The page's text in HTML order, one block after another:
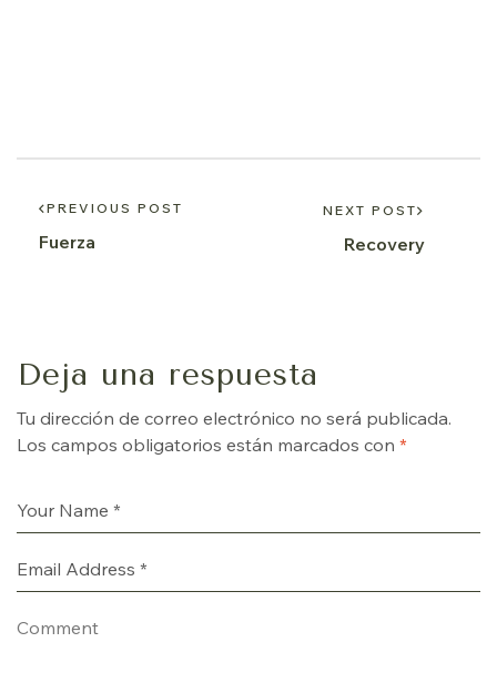
PREVIOUS POST
Fuerza
NEXT POST
Recovery
Deja una respuesta
Tu dirección de correo electrónico no será publicada.
Los campos obligatorios están marcados con *